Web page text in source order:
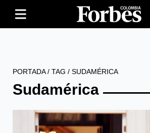
PORTADA/ TAG / SUDAMÉRICA
Sudamérica